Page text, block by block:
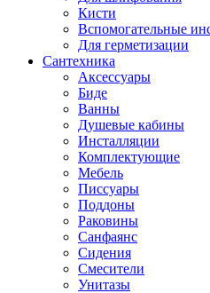
Кисти
Вспомогательные
Для герметизации
Сантехника
Аксессуары
Биде
Ванны
Душевые кабины
Инсталляции
Комплектующие
Мебель
Писсуары
Поддоны
Раковины
Санфаянс
Сидения
Смесители
Унитазы